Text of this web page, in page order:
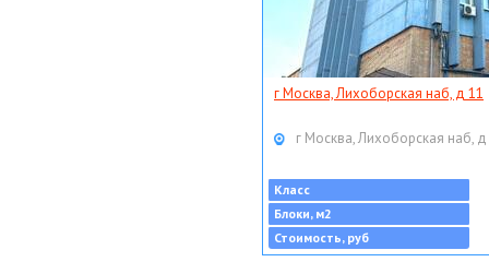
г Москва, Лихоборская наб, д 11
г Москва, Лихоборская наб,
Класс
Блоки, м2
Стоимость, руб